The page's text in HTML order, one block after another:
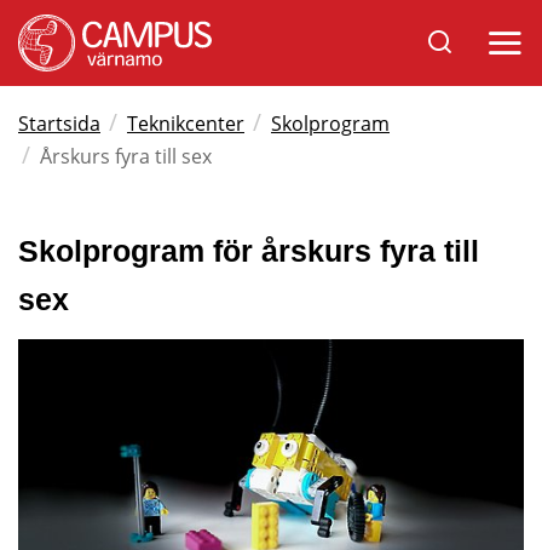
Sök
på
Varnamo.se
Öppna
Startsida / Teknikcenter / Skolprogram
/ Årskurs fyra till sex
Skolprogram för årskurs fyra till
sex